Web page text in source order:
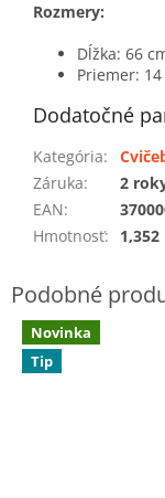
Rozmery:
Dĺžka: 66
Priemer: 14
Dodatočné
Kategória:
Záruka:
2
EAN:
Hmotnosť: 1,352
Novinka
Tip